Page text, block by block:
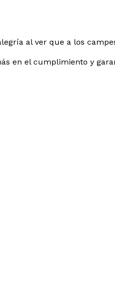
al ver que a los
en el cumplimiento y